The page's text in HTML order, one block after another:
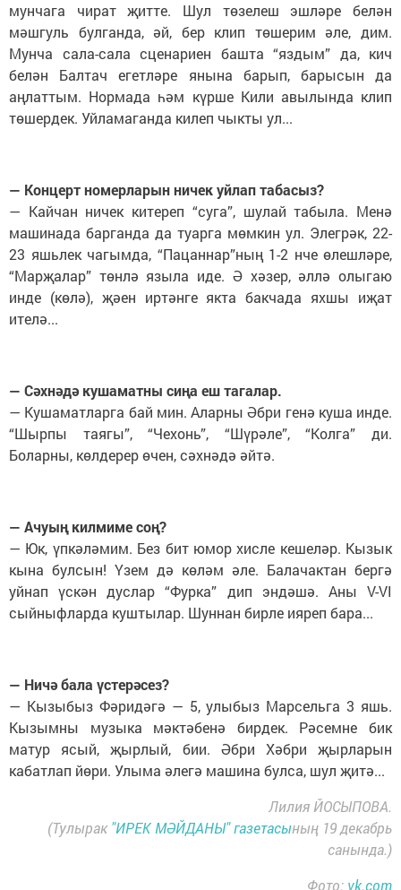
мунчага чират җитте. Шул төзелеш эшләре белән
мәшгуль булганда, әй, бер клип төшерим әле, дим.
Мунча сала-сала сценариен башта “яздым” да, кич
белән Балтач егетләре янына барып, барысын да
аңлаттым. Нормада һәм күрше Кили авылында клип
төшердек. Уйламаганда килеп чыкты ул...
— Концерт номерларын ничек уйлап табасыз?
— Кайчан ничек китереп “суга”, шулай табыла. Менә
машинада барганда да туарга мөмкин ул. Элегрәк, 22-
23 яшьлек чагымда, “Пацаннар”ның 1-2 нче өлешләре,
“Марҗалар” төнлә языла иде. Ә хәзер, әллә олыгаю
инде (көлә), җәен иртәнге якта бакчада яхшы иҗат
ителә...
— Сәхнәдә кушаматны сиңа еш тагалар.
— Кушаматларга бай мин. Аларны Әбри генә куша инде.
“Шырпы таягы”, “Чехонь”, “Шүрәле”, “Колга” ди.
Боларны, көлдерер өчен, сәхнәдә әйтә.
— Ачуың килмиме соң?
— Юк, үпкәләмим. Без бит юмор хисле кешеләр. Кызык
кына булсын! Үзем дә көләм әле. Балачактан бергә
уйнап үскән дуслар “Фурка” дип эндәшә. Аны V-VI
сыйныфларда куштылар. Шуннан бирле ияреп бара...
— Ничә бала үстерәсез?
— Кызыбыз Фәридәгә — 5, улыбыз Марсельга 3 яшь.
Кызымны музыка мәктәбенә бирдек. Рәсемне бик
матур ясый, җырлый, бии. Әбри Хәбри җырларын
кабатлап йөри. Улыма әлегә машина булса, шул җитә...
Лилия ЙОСЫПОВА.
(Тулырак"ИРЕК МӘЙДАНЫ" газетасының 19 декабрь
санында.)
Фото: vk.com